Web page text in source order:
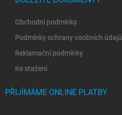
Obchodní podmínky
Podmínky ochrany osobních údajů
Reklamační podmínky
Ke stažení
PŘIJÍMÁME ONLINE PLATBY